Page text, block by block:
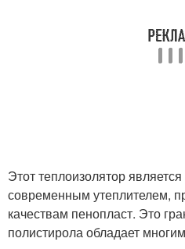
Этот теплоизолятор
современным утеплителем,
качествам пенопласт. Это
полистирола обладает